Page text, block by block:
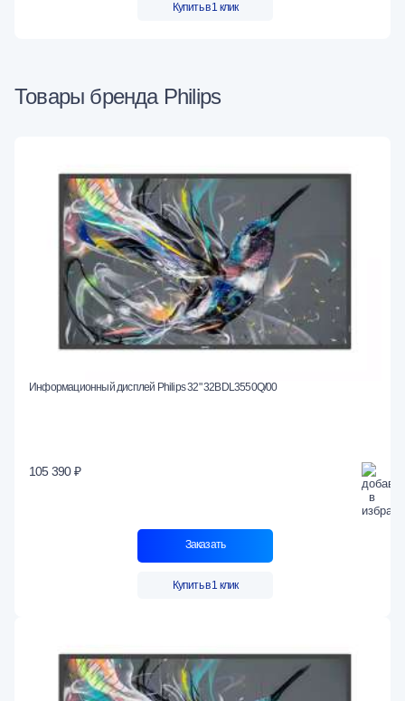
Купить в 1 клик
Товары бренда Philips
Информационный дисплей Philips 32" 32BDL3550Q/00
105 390 ₽
Заказать
Купить в 1 клик